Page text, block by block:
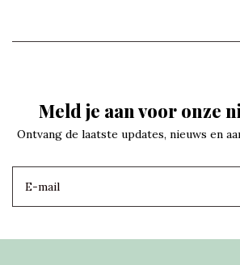
Meld je aan voor onze
Ontvang de laatste updates, nieuws en